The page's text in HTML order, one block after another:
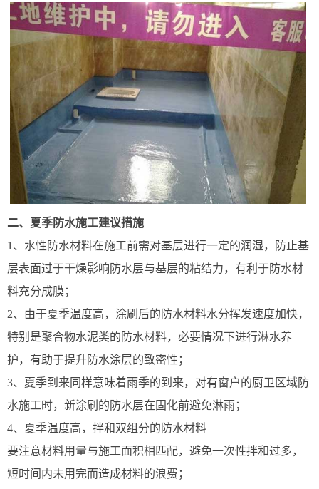
二、夏季防水施工建议措施
1、水性防水材料在施工前需对基层进行一定的润湿，防止基
层表面过于干燥影响防水层与基层的粘结力，有利于防水材
料充分成膜；
2、由于夏季温度高，涂刷后的防水材料水分挥发速度加快，
特别是聚合物水泥类的防水材料，必要情况下进行淋水养
护，有助于提升防水涂层的致密性；
3、夏季到来同样意味着雨季的到来，对有窗户的厨卫区域防
水施工时，新涂刷的防水层在固化前避免淋雨；
4、夏季温度高，拌和双组分的防水材料
要注意材料用量与施工面积相匹配，避免一次性拌和过多，
短时间内未用完而造成材料的浪费；